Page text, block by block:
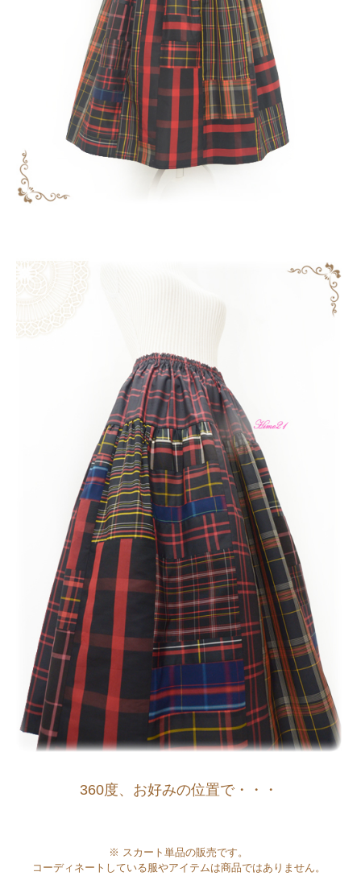
360度、お好みの位置で・・・
※ スカート単品の販売です。
コーディネートしている服やアイテムは商品ではありません。